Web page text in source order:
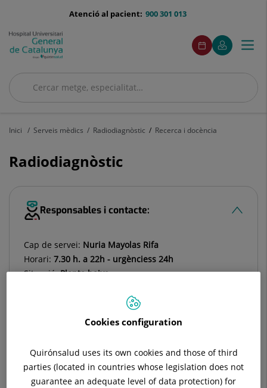
menu-
900 301 013
Atenció al pacient:
Cercar
Cercar
menuAcceso
Demaneu
cita
Aquest
enllaç
s'obrirà
una
El
meu
Aquest
enllaç
s'obrirà
una
finestra
Menú
Inici Serveis mèdics Radiodiagnòstic Recerca i docència
Radiodiagnòstic
Responsables i contacte:
Cap de servei: Nuria Mayolas Rifa
Horari: 7.30 h. a 22h - urgènciess 24h
Situació:Planta baixa
Radiodiagnóstico
Descripció Equip Mèdic Tècniques
Cookies configuration
Quirónsalud uses its own cookies and those of third
parties (located in countries whose legislation does not
guarantee an adequate level of data protection) for